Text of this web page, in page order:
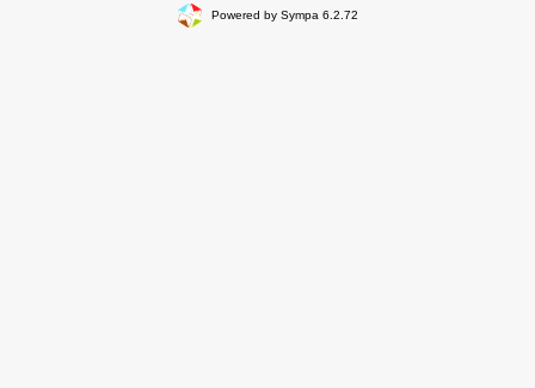
Powered by Sympa 6.2.72